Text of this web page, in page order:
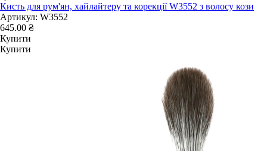
Кисть для рум'ян, хайлайтеру та корекції W3552 з волосу кози
Артикул: W3552
645.00 ₴
Купити
Купити